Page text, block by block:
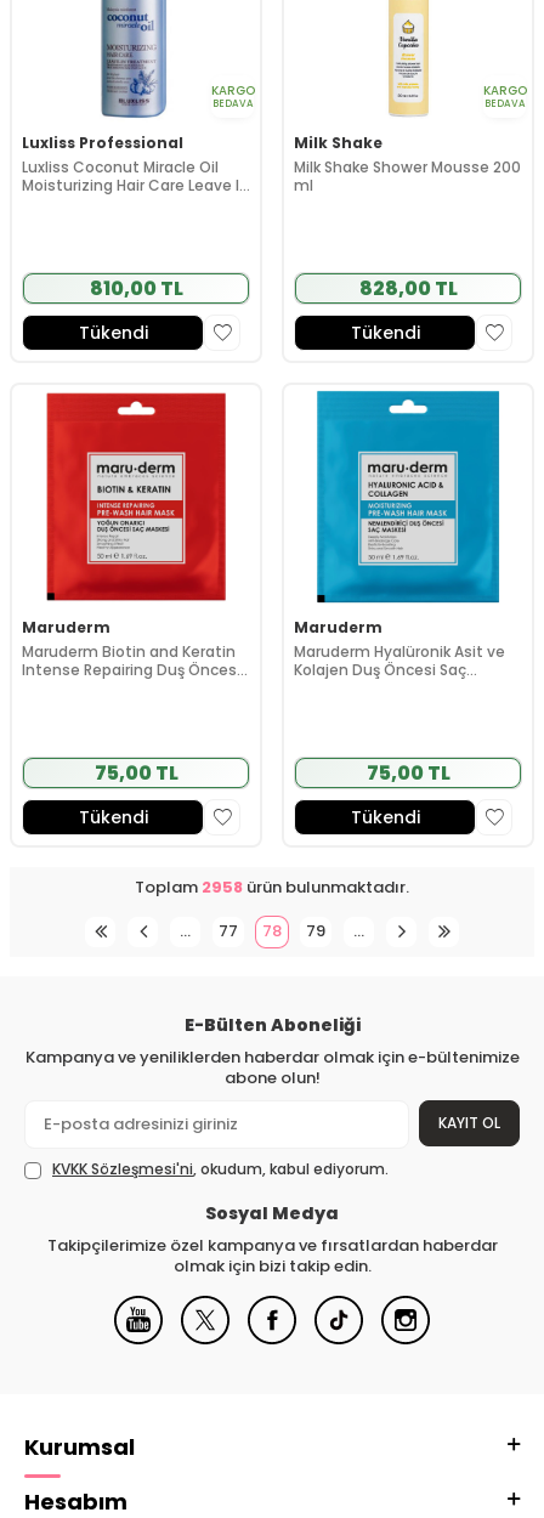
KARGO
BEDAVA
Luxliss Professional
Luxliss Coconut Miracle Oil
Moisturizing Hair Care Leave In
810,00 TL
Tükendi
KARGO
BEDAVA
Milk Shake
Milk Shake Shower Mousse 200
ml
828,00 TL
Tükendi
Maruderm
Maruderm Biotin and Keratin
Intense Repairing Duş Öncesi
75,00 TL
Tükendi
Maruderm
Maruderm Hyalüronik Asit ve
Kolajen Duş Öncesi Saç
75,00 TL
Tükendi
Toplam 2958 ürün bulunmaktadır.
…
77 78 79 …
E-Bülten Aboneliği
Kampanya ve yeniliklerden haberdar olmak için e-bültenimize
abone olun!
KAYIT OL
KVKK Sözleşmesi'ni, okudum, kabul ediyorum.
Sosyal Medya
Takipçilerimize özel kampanya ve fırsatlardan haberdar
olmak için bizi takip edin.
Kurumsal
Hesabım